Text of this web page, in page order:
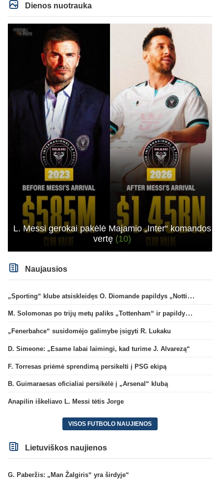
Dienos nuotrauka
L. Messi gerokai pakėlė Majamio „Inter“ komandos
vertę (10)
Naujausios
„Sporting“ klube atsiskleidęs O. Diomande papildys „Nottingham“ gretas
M. Solomonas po trijų metų paliks „Tottenham“ ir papildys „West Ham“ klubą
„Fenerbahce“ susidomėjo galimybe įsigyti R. Lukaku
D. Simeone: „Esame labai laimingi, kad turime J. Alvarezą“
F. Torresas priėmė sprendimą persikelti į PSG ekipą
B. Guimaraesas oficialiai persikėlė į „Arsenal“ klubą
Anapilin iškeliavo L. Messi tėtis Jorge
VISOS FUTBOLO NAUJIENOS
Lietuviškos naujienos
G. Paberžis: „Man Žalgiris“ yra širdyje“